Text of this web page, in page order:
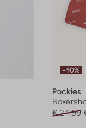
-40%
Pockies
€ 24,99